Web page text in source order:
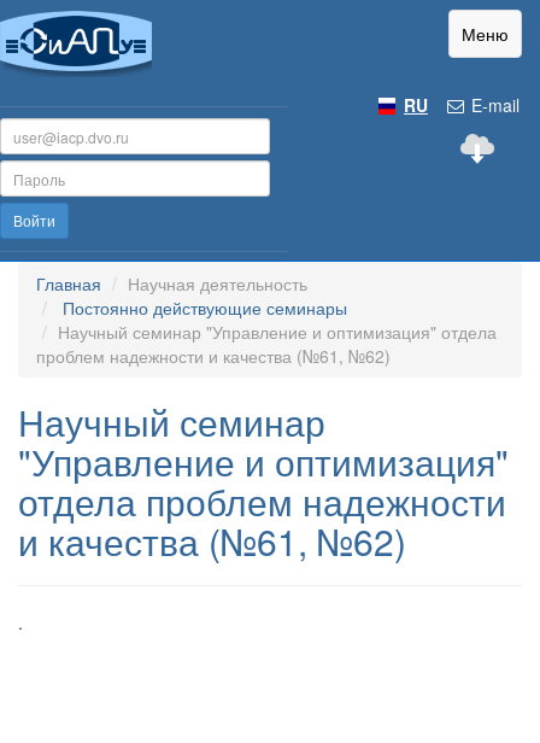
Меню
E-mail
RU
Войти
Главная
Научная деятельность
Постоянно действующие семинары
Научный семинар "Управление и оптимизация" отдела
проблем надежности и качества (№61, №62)
Научный семинар
"Управление и оптимизация"
отдела проблем надежности
и качества (№61, №62)
.